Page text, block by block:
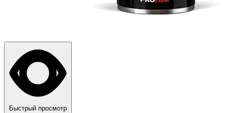
Быстрый просмотр